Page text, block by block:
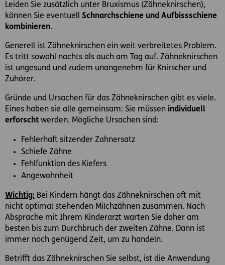
Leiden Sie zusätzlich unter Bruxismus (Zähneknirschen),
können Sie eventuell Schnarchschiene und Aufbissschiene
kombinieren.
Generell ist Zähneknirschen ein weit verbreitetes Problem.
Es tritt sowohl nachts als auch am Tag auf. Zähneknirschen
ist ungesund und zudem unangenehm für Knirscher und
Zuhörer.
Gründe und Ursachen für das Zähneknirschen gibt es viele.
Eines haben sie alle gemeinsam: Sie müssen individuell
erforscht werden. Mögliche Ursachen sind:
Fehlerhaft sitzender Zahnersatz
Schiefe Zähne
Fehlfunktion des Kiefers
Angewohnheit
Wichtig: Bei Kindern hängt das Zähneknirschen oft mit
nicht optimal stehenden Milchzähnen zusammen. Nach
Absprache mit Ihrem Kinderarzt warten Sie daher am
besten bis zum Durchbruch der zweiten Zähne. Dann ist
immer noch genügend Zeit, um zu handeln.
Betrifft das Zähneknirschen Sie selbst, ist die Anwendung